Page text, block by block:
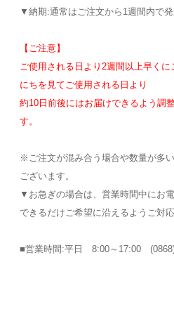
▼納期:通常はご注文から1週間内で
【ご注意】
ご使用される日より2週間以上早く
にちを見てご使用される日より
約10日前後にはお届けできるよう調
す。
※ご注文が混み合う場合や数量が多
ございます。
▼お急ぎの場合は、営業時間中にお
できるだけご希望に沿えるようご対
■営業時間:平日 8:00～17:00